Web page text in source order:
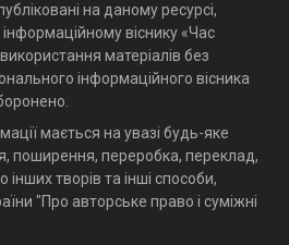
на даному ресурсі,
віснику «Час
матеріалів без
інформаційного вісника
мається на увазі будь-яке
поширення, переробка, переклад,
творів та інші способи,
"Про авторське право і суміжні